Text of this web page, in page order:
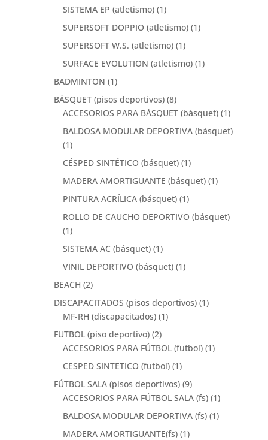
SISTEMA EP (atletismo) (1)
SUPERSOFT DOPPIO (atletismo) (1)
SUPERSOFT W.S. (atletismo) (1)
SURFACE EVOLUTION (atletismo) (1)
BADMINTON (1)
BÁSQUET (pisos deportivos) (8)
ACCESORIOS PARA BÁSQUET (básquet) (1)
BALDOSA MODULAR DEPORTIVA (básquet)
(1)
CÉSPED SINTÉTICO (básquet) (1)
MADERA AMORTIGUANTE (básquet) (1)
PINTURA ACRÍLICA (básquet) (1)
ROLLO DE CAUCHO DEPORTIVO (básquet)
(1)
SISTEMA AC (básquet) (1)
VINIL DEPORTIVO (básquet) (1)
BEACH (2)
DISCAPACITADOS (pisos deportivos) (1)
MF-RH (discapacitados) (1)
FUTBOL (piso deportivo) (2)
ACCESORIOS PARA FÚTBOL (futbol) (1)
CESPED SINTETICO (futbol) (1)
FÚTBOL SALA (pisos deportivos) (9)
ACCESORIOS PARA FÚTBOL SALA (fs) (1)
BALDOSA MODULAR DEPORTIVA (fs) (1)
MADERA AMORTIGUANTE(fs) (1)